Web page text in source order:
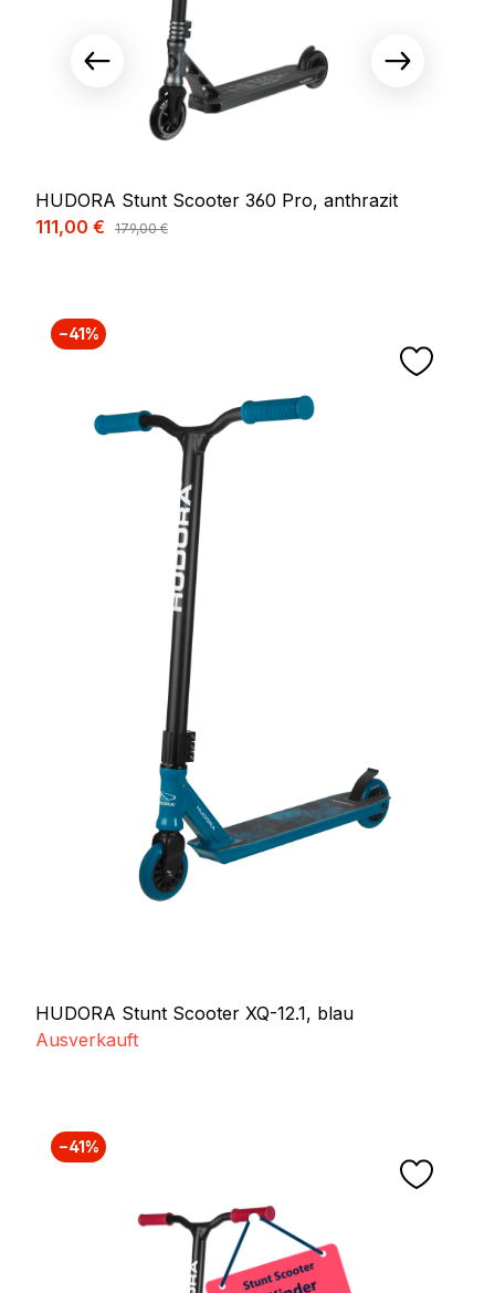
HUDORA Stunt Scooter 360 Pro, anthrazit
Verkaufspreis:
111,00 € Regulärer Preis:
179,00 €
−41%
HUDORA Stunt Scooter XQ-12.1, blau
Ausverkauft
−41%